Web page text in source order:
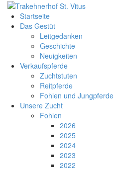
Startseite
Das Gestüt
Leitgedanken
Geschichte
Neuigkeiten
Verkaufspferde
Zuchtstuten
Reitpferde
Fohlen und Jungpferde
Unsere Zucht
Fohlen
2026
2025
2024
2023
2022